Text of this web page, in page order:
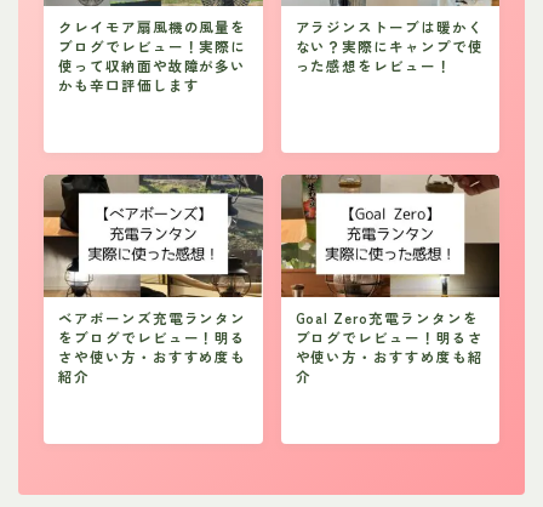
クレイモア扇風機の風量を
ブログでレビュー！実際に
使って収納面や故障が多い
かも辛口評価します
アラジンストーブは暖かく
ない？実際にキャンプで使
った感想をレビュー！
ベアボーンズ充電ランタン
をブログでレビュー！明る
さや使い方・おすすめ度も
紹介
Goal Zero充電ランタンを
ブログでレビュー！明るさ
や使い方・おすすめ度も紹
介